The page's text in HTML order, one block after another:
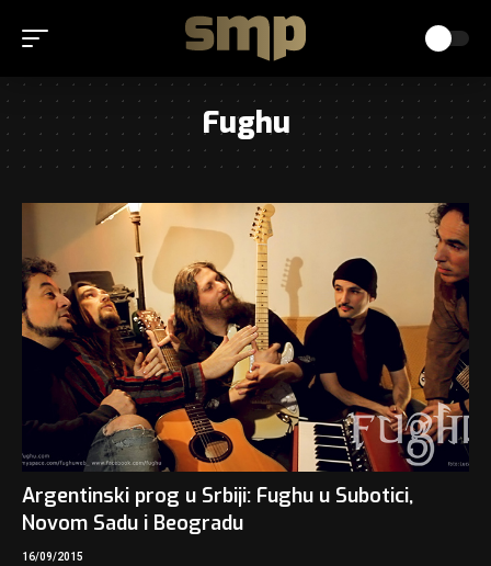
Fughu
Argentinski prog u Srbiji: Fughu u Subotici,
Novom Sadu i Beogradu
16/09/2015